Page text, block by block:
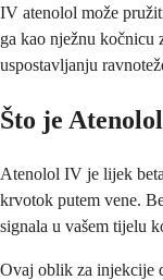
IV atenolol može
ga kao nježnu kočnicu
uspostavljanju
Što je
Atenolol IV je lijek
krvotok putem vene.
signala u vašem tijelu
Ovaj oblik za injekcije